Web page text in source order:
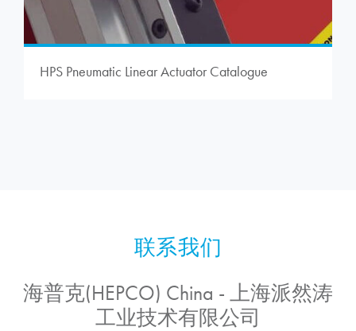
HPS Pneumatic Linear Actuator Catalogue
海普克(HEPCO) China - 上海派然涛
工业技术有限公司